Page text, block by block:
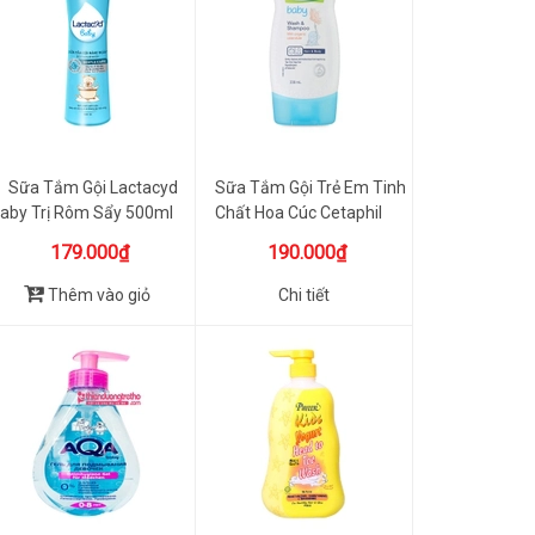
Sữa Tắm Gội Lactacyd
Trị Rôm Sẩy 500ml
179.000₫
Thêm vào giỏ
Sữa Tắm Gội Trẻ Em Tinh
Chất Hoa Cúc Cetaphil
190.000₫
Chi tiết